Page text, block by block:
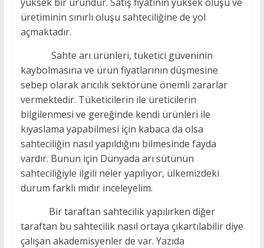
üretiminin sınırlı oluşu sahteciliğine de yol
açmaktadır.
Sahte arı ürünleri, tüketici güveninin
kaybolmasına ve ürün fiyatlarının düşmesine
sebep olarak arıcılık sektörüne önemli zararlar
vermektedir. Tüketicilerin ile üreticilerin
bilgilenmesi ve gereğinde kendi ürünleri ile
kıyaslama yapabilmesi için kabaca da olsa
sahteciliğin nasıl yapıldığını bilmesinde fayda
vardır. Bunun için Dünyada arı sütünün
sahteciliğiyle ilgili neler yapılıyor, ülkemizdeki
durum farklı mıdır inceleyelim.
Bir taraftan sahtecilik yapılırken diğer
taraftan bu sahtecilik nasıl ortaya çıkartılabilir diye
çalışan akademisyenler de var. Yazıda